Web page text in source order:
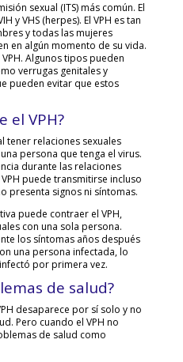
sexual (ITS) más común. El
y VHS (herpes). El VPH es tan
y todas las mujeres
en algún momento de su vida.
Algunos tipos pueden
verrugas genitales y
pueden evitar que estos
el VPH?
tener relaciones sexuales
persona que tenga el virus.
durante las relaciones
puede transmitirse incluso
presenta signos ni síntomas.
puede contraer el VPH,
con una sola persona.
los síntomas años después
una persona infectada, lo
por primera vez.
de salud?
desaparece por sí solo y no
Pero cuando el VPH no
de salud como